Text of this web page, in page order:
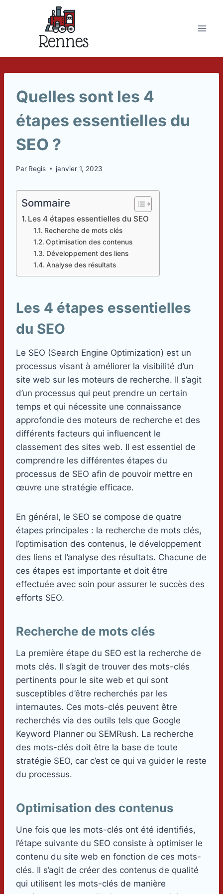
Quelles sont les 4
étapes essentielles du
SEO ?
Par Regis janvier 1, 2023
Sommaire
Les 4 étapes essentielles du SEO
Recherche de mots clés
Optimisation des contenus
Développement des liens
Analyse des résultats
Les 4 étapes essentielles
du SEO
Le SEO (Search Engine Optimization) est un
processus visant à améliorer la visibilité d’un
site web sur les moteurs de recherche. Il s’agit
d’un processus qui peut prendre un certain
temps et qui nécessite une connaissance
approfondie des moteurs de recherche et des
différents facteurs qui influencent le
classement des sites web. Il est essentiel de
comprendre les différentes étapes du
processus de SEO afin de pouvoir mettre en
œuvre une stratégie efficace.
En général, le SEO se compose de quatre
étapes principales : la recherche de mots clés,
l’optimisation des contenus, le développement
des liens et l’analyse des résultats. Chacune de
ces étapes est importante et doit être
effectuée avec soin pour assurer le succès des
efforts SEO.
Recherche de mots clés
La première étape du SEO est la recherche de
mots clés. Il s’agit de trouver des mots-clés
pertinents pour le site web et qui sont
susceptibles d’être recherchés par les
internautes. Ces mots-clés peuvent être
recherchés via des outils tels que Google
Keyword Planner ou SEMRush. La recherche
des mots-clés doit être la base de toute
stratégie SEO, car c’est ce qui va guider le reste
du processus.
Optimisation des contenus
Une fois que les mots-clés ont été identifiés,
l’étape suivante du SEO consiste à optimiser le
contenu du site web en fonction de ces mots-
clés. Il s’agit de créer des contenus de qualité
qui utilisent les mots-clés de manière